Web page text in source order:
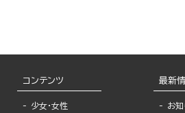
コンテンツ
少女・女性
最新
お知